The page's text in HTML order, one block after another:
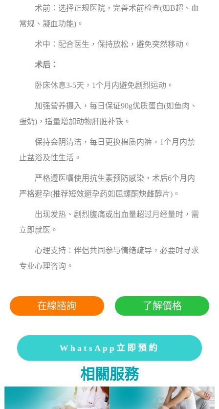
术前：选择正规医院，完善术前检查(如B超、血
常规、凝血功能)。
术中：配合医生，保持放松，避免突然移动。
术后：
卧床休息3-5天，1个月内避免剧烈运动。
加强营养摄入，每日保证90g优质蛋白(如鱼肉、
蛋奶)，适量增加动物肝脏补铁。
保持会阴清洁，每日更换棉质内裤，1个月内禁
止盆浴及性生活。
严格遵医嘱使用抗生素预防感染，术后6个月内
严格避孕(推荐短效避孕药如屈螺酮炔雌醇片)。
出现发热、剧烈腹痛或出血量超过月经量时，需
立即就医。
心理支持：伴侣共同参与情绪疏导，必要时寻求
专业心理咨询。
在線諮詢 了解價格
WhatsApp立即預約
相關服務